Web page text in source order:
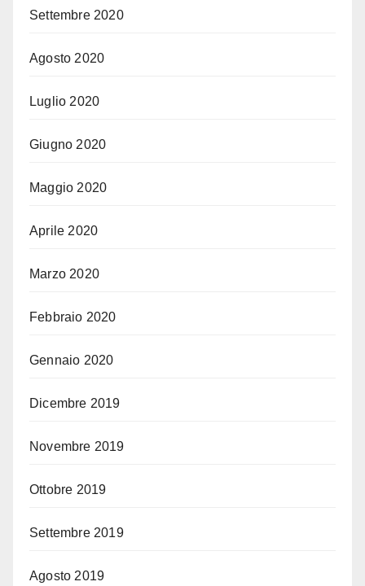
Settembre 2020
Agosto 2020
Luglio 2020
Giugno 2020
Maggio 2020
Aprile 2020
Marzo 2020
Febbraio 2020
Gennaio 2020
Dicembre 2019
Novembre 2019
Ottobre 2019
Settembre 2019
Agosto 2019